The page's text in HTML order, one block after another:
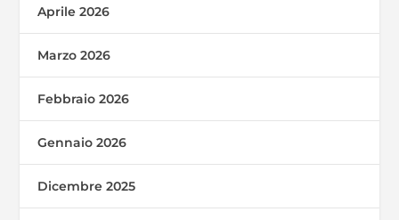
Aprile 2026
Marzo 2026
Febbraio 2026
Gennaio 2026
Dicembre 2025